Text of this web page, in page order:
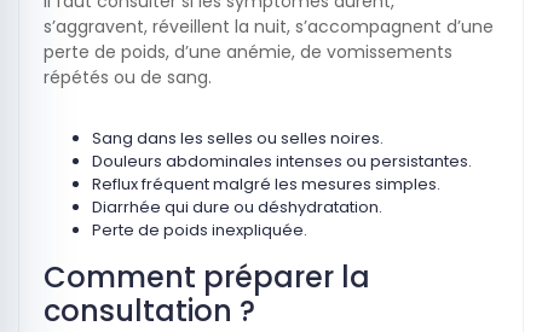
s’aggravent, réveillent la nuit, s’accompagnent d’une
perte de poids, d’une anémie, de vomissements
répétés ou de sang.
Sang dans les selles ou selles noires.
Douleurs abdominales intenses ou persistantes.
Reflux fréquent malgré les mesures simples.
Diarrhée qui dure ou déshydratation.
Perte de poids inexpliquée.
Comment préparer la
consultation ?